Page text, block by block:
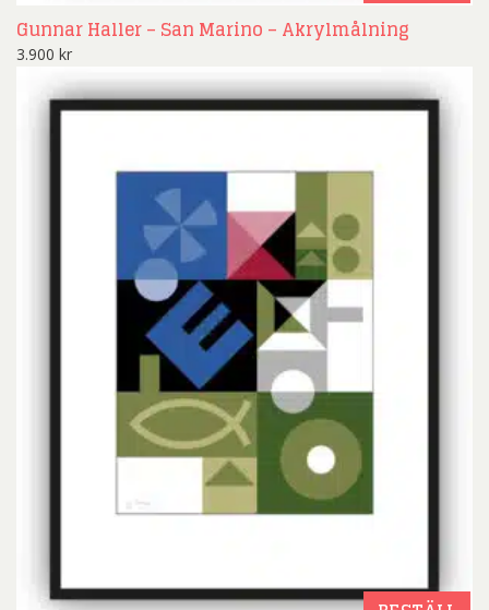
Gunnar Haller – San Marino – Akrylmålning
3.900 kr